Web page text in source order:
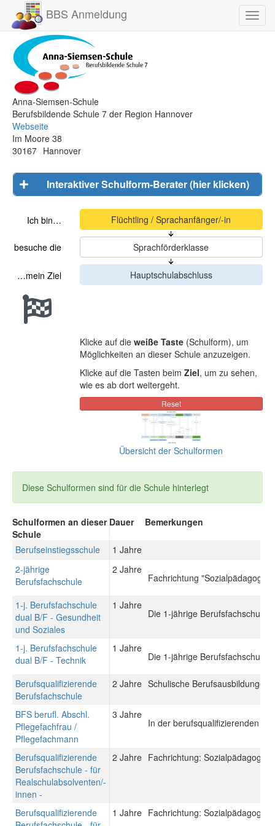
BBS Anmeldung
Anna-Siemsen-Schule
Berufsbildende Schule 7 der Region Hannover
Webseite
Im Moore 38
30167 Hannover
Interaktiver Schulform-Berater (hier klicken)
Ich bin…
besuche die
…mein Ziel
Klicke auf die weiße Taste(Schulform), um
Möglichkeiten an dieser Schule anzuzeigen.
Klicke auf die Tasten beim Ziel, um zu sehen,
wie es ab dort weitergeht.
Übersicht der Schulformen
Diese Schulformen sind für die Schule hinterlegt
Schulformen an dieser
Schule
Dauer Bemerkungen
Berufseinstiegsschule
1 Jahre
2-jährige
Berufsfachschule
2 Jahre
Fachrichtung "Sozialpädagogik"
1-j. Berufsfachschule
dual B/F - Gesundheit
und Soziales
1 Jahre
Die 1-jährige Berufsfachschule
1-j. Berufsfachschule
dual B/F - Technik
1 Jahre
Die 1-jährige Berufsfachschule
Berufsqualifizierende
Berufsfachschule
2 Jahre Schulische
BFS berufl. Abschl.
Pflegefachfrau /
Pflegefachmann
3 Jahre
In der berufsqualifizierenden
Berufsqualifizierende
Berufsfachschule - für
Realschulabsolventen/-
innen -
2 Jahre Fachrichtung:
Berufsqualifizierende
1 Jahre Fachrichtung: